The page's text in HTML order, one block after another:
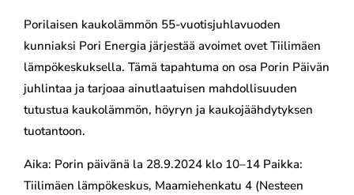
Porilaisen kaukolämmön 55-vuotisjuhlavuoden
kunniaksi Pori Energia järjestää avoimet ovet Tiilimäen
lämpökeskuksella. Tämä tapahtuma on osa Porin Päivän
juhlintaa ja tarjoaa ainutlaatuisen mahdollisuuden
tutustua kaukolämmön, höyryn ja kaukojäähdytyksen
tuotantoon.
Aika: Porin päivänä la 28.9.2024 klo 10–14 Paikka:
Tiilimäen lämpökeskus, Maamiehenkatu 4 (Nesteen